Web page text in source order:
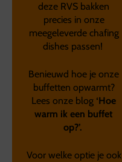
deze RVS bakken
precies in onze
meegeleverde chafing
dishes passen!
Benieuwd hoe je onze
buffetten opwarmt?
Lees onze blog ‘Hoe
warm ik een buffet
op?’.
Voor welke optie je ook